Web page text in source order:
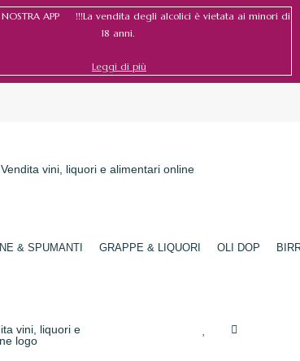
NOSTRA APP !!!La vendita degli alcolici è vietata ai minori di
18 anni.
Leggi di più
& SPUMANTI GRAPPE & LIQUORI OLI DOP